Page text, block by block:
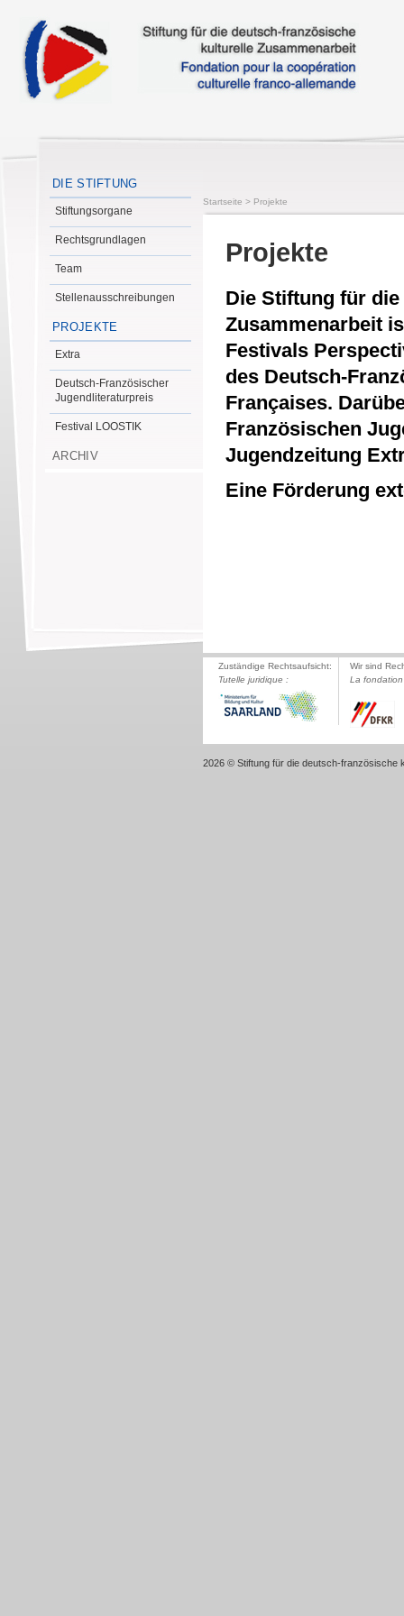
DIE STIFTUNG
Stiftungsorgane
Rechtsgrundlagen
Team
Stellenausschreibungen
PROJEKTE
Extra
Deutsch-Französischer
Jugendliteraturpreis
Festival LOOSTIK
ARCHIV
Startseite > Projekte
Projekte
Die Stiftung für
Zusammenarbeit
Festivals
des Deutsch-
Françaises.
Französischen
Jugendzeitung
Eine Förderung
Zuständige Rechtsaufsicht:
Tutelle juridique :
Wir sind
La
2026 © Stiftung für die deutsch-französische